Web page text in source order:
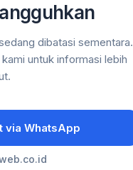
dibatasi sementara.
untuk informasi lebih
via WhatsApp